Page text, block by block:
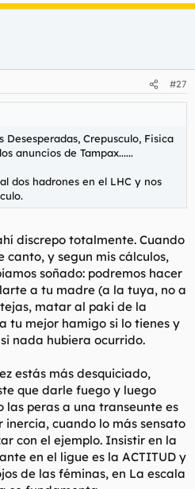
#27
Desesperadas, Crepusculo, Fisica
anuncios de Tampax......
dos hadrones en el LHC y nos
discrepo totalmente. Cuando
canto, y segun mis cálculos,
soñado: podremos hacer
a tu madre (a la tuya, no a
matar al paki de la
tu mejor hamigo si lo tienes y
nada hubiera ocurrido.
estás más desquiciado,
que darle fuego y luego
peras a una transeunte es
cuando lo más sensato
con el ejemplo. Insistir en la
en el ligue es la ACTITUD y
de las féminas, en La escala